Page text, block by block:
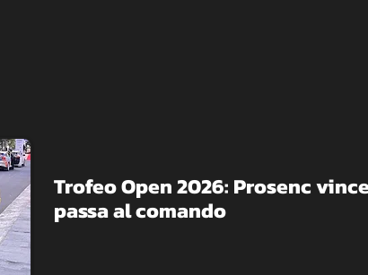
Trofeo Open 2026: Prosenc
passa al comando